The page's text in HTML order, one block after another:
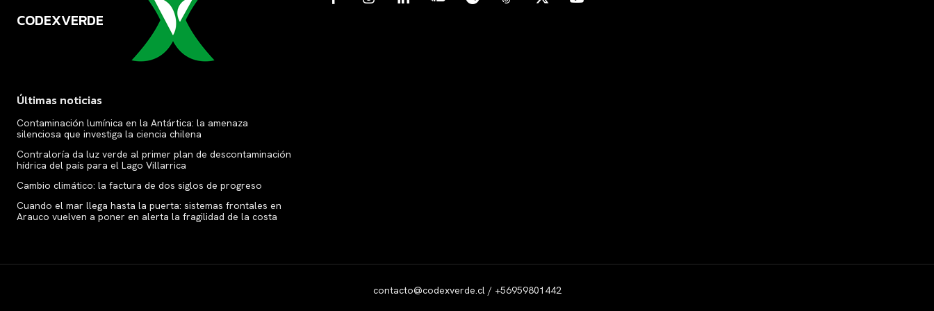
CODEXVERDE
Últimas noticias
Contaminación lumínica en la Antártica: la amenaza
silenciosa que investiga la ciencia chilena
Contraloría da luz verde al primer plan de descontaminación
hídrica del país para el Lago Villarrica
Cambio climático: la factura de dos siglos de progreso
Cuando el mar llega hasta la puerta: sistemas frontales en
Arauco vuelven a poner en alerta la fragilidad de la costa
contacto@codexverde.cl / +56959801442